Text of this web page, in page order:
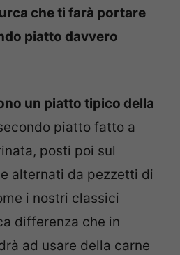
che ti farà portare
piatto davvero
un piatto tipico della
piatto fatto a
posti poi sul
alternati da pezzetti di
i nostri classici
differenza che in
ad usare della carne